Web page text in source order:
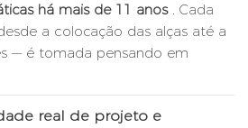
há mais de 11 anos. Cada
a colocação das alças até a
— é tomada pensando em
real de projeto e